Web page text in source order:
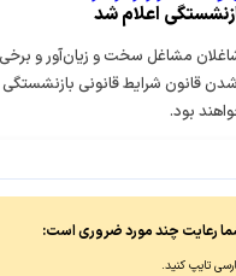
اعلام شد
شاغلان مشاغل سخت و زیان‌آور و برخی
شدن قانون شرایط قانونی بازنشستگی
بود.
رعایت چند مورد ضروری است:
تایپ کنید.